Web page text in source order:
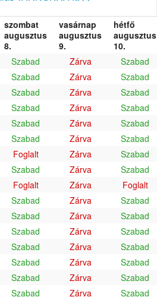
szombat
augusztus
8.
vasárnap
augusztus
9.
hétfő
augusztus
10.
Szabad Zárva
Szabad
Szabad Zárva
Szabad
Szabad Zárva
Szabad
Szabad Zárva
Szabad
Szabad Zárva
Szabad
Szabad Zárva
Szabad
Foglalt Zárva
Szabad
Szabad Zárva
Szabad
Foglalt Zárva
Foglalt
Szabad Zárva
Szabad
Szabad Zárva
Szabad
Szabad Zárva
Szabad
Szabad Zárva
Szabad
Szabad Zárva
Szabad
Szabad Zárva
Szabad
Szabad Zárva
Szabad